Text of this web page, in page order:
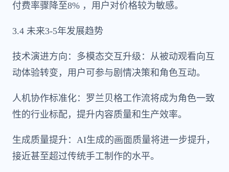
付费率骤降至8% ，用户对价格较为敏感。
3.4 未来3-5年发展趋势
技术演进方向：多模态交互升级：从被动观看向互
动体验转变，用户可参与剧情决策和角色互动。
人机协作标准化：罗兰贝格工作流将成为角色一致
性的行业标配，提升内容质量和生产效率。
生成质量提升：AI生成的画面质量将进一步提升，
接近甚至超过传统手工制作的水平。